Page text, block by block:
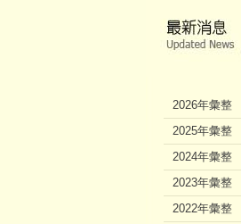
2026年彙整
2025年彙整
2024年彙整
2023年彙整
2022年彙整